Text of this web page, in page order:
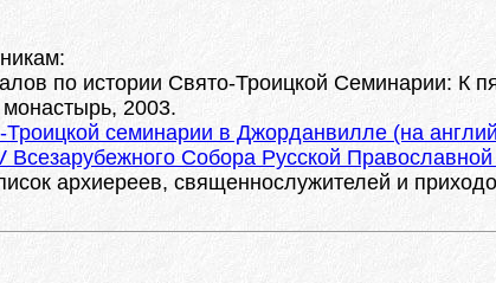
по истории Свято-Троицкой Семинарии: К
2003.
семинарии в Джорданвилле (на
Всезарубежного Собора Русской
архиереев, священнослужителей и